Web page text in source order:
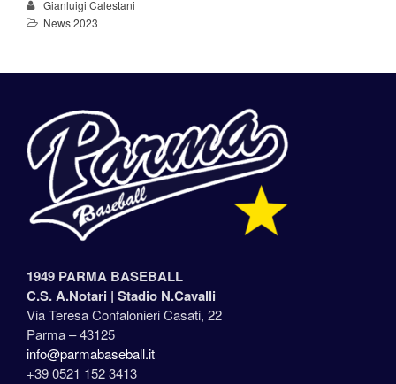
Gianluigi Calestani
News 2023
1949 PARMA BASEBALL
C.S. A.Notari | Stadio N.Cavalli
Via Teresa Confalonieri Casati, 22
Parma – 43125
info@parmabaseball.it
+39 0521 152 3413